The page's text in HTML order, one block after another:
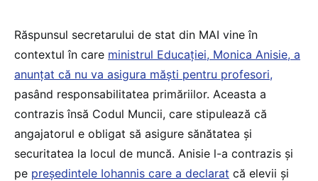
Răspunsul secretarului de stat din MAI vine în
contextul în care ministrul Educației, Monica Anisie, a
anunțat că nu va asigura măști pentru profesori,
pasând responsabilitatea primăriilor. Aceasta a
contrazis însă Codul Muncii, care stipulează că
angajatorul e obligat să asigure sănătatea și
securitatea la locul de muncă. Anisie l-a contrazis și
pe președintele Iohannis care a declarat că elevii și